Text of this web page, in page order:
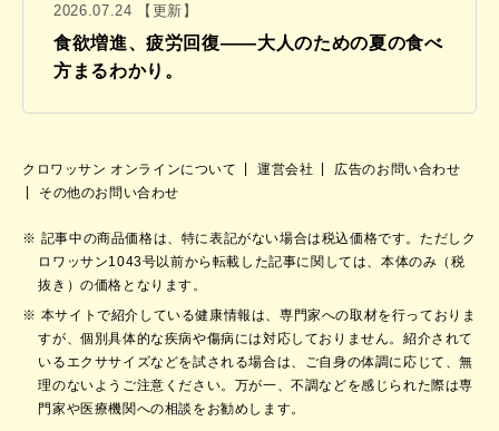
2026.07.24 【更新】
食欲増進、疲労回復——大人のための夏の食べ
方まるわかり。
クロワッサン オンラインについて 運営会社
広告のお問い合わせ
その他のお問い合わせ
記事中の商品価格は、特に表記がない場合は税込価格です。ただしク
ロワッサン1043号以前から転載した記事に関しては、本体のみ（税
抜き）の価格となります。
本サイトで紹介している健康情報は、専門家への取材を行っておりま
すが、個別具体的な疾病や傷病には対応しておりません。紹介されて
いるエクササイズなどを試される場合は、ご自身の体調に応じて、無
理のないようご注意ください。万が一、不調などを感じられた際は専
門家や医療機関への相談をお勧めします。